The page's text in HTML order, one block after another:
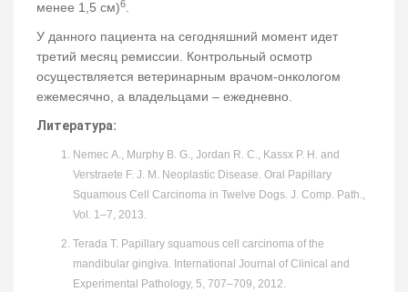
менее 1,5 см)6.
У данного пациента на сегодняшний момент идет
третий месяц ремиссии. Контрольный осмотр
осуществляется ветеринарным врачом-онкологом
ежемесячно, а владельцами – ежедневно.
Литература:
Nemec A., Murphy B. G., Jordan R. C., Kassx P. H. and
Verstraete F. J. M. Neoplastic Disease. Oral Papillary
Squamous Cell Carcinoma in Twelve Dogs. J. Comp. Path.,
Vol. 1–7, 2013.
Terada T. Papillary squamous cell carcinoma of the
mandibular gingiva. International Journal of Clinical and
Experimental Pathology, 5, 707–709, 2012.